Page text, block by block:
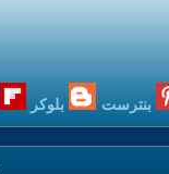
بنترست بلوكر